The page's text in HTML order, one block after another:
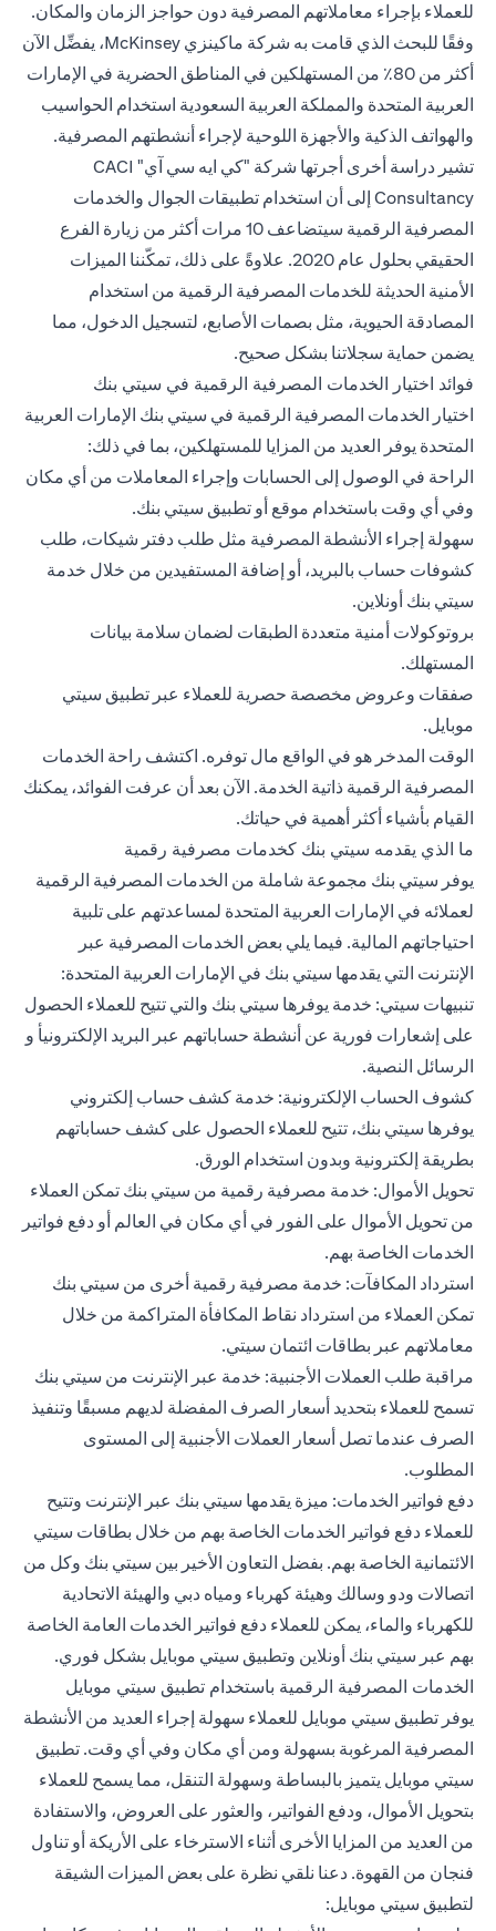
للعملاء بإجراء معاملاتهم المصرفية دون حواجز الزمان والمكان.
وفقًا للبحث الذي قامت به شركة ماكينزي McKinsey، يفضِّل الآن
أكثر من 80٪ من المستهلكين في المناطق الحضرية في الإمارات
العربية المتحدة والمملكة العربية السعودية استخدام الحواسيب
والهواتف الذكية والأجهزة اللوحية لإجراء أنشطتهم المصرفية.
تشير دراسة أخرى أجرتها شركة "كي ايه سي آي" CACI
Consultancy إلى أن استخدام تطبيقات الجوال والخدمات
المصرفية الرقمية سيتضاعف 10 مرات أكثر من زيارة الفرع
الحقيقي بحلول عام 2020. علاوةً على ذلك، تمكّننا الميزات
الأمنية الحديثة للخدمات المصرفية الرقمية من استخدام
المصادقة الحيوية، مثل بصمات الأصابع، لتسجيل الدخول، مما
يضمن حماية سجلاتنا بشكل صحيح.
فوائد اختيار الخدمات المصرفية الرقمية في سيتي بنك
اختيار الخدمات المصرفية الرقمية في سيتي بنك الإمارات العربية
المتحدة يوفر العديد من المزايا للمستهلكين، بما في ذلك:
الراحة في الوصول إلى الحسابات وإجراء المعاملات من أي مكان
وفي أي وقت باستخدام موقع أو تطبيق سيتي بنك.
سهولة إجراء الأنشطة المصرفية مثل طلب دفتر شيكات، طلب
كشوفات حساب بالبريد، أو إضافة المستفيدين من خلال خدمة
سيتي بنك أونلاين.
بروتوكولات أمنية متعددة الطبقات لضمان سلامة بيانات
المستهلك.
صفقات وعروض مخصصة حصرية للعملاء عبر تطبيق سيتي
موبايل.
الوقت المدخر هو في الواقع مال توفره. اكتشف راحة الخدمات
المصرفية الرقمية ذاتية الخدمة. الآن بعد أن عرفت الفوائد، يمكنك
القيام بأشياء أكثر أهمية في حياتك.
ما الذي يقدمه سيتي بنك كخدمات مصرفية رقمية
يوفر سيتي بنك مجموعة شاملة من الخدمات المصرفية الرقمية
لعملائه في الإمارات العربية المتحدة لمساعدتهم على تلبية
احتياجاتهم المالية. فيما يلي بعض الخدمات المصرفية عبر
الإنترنت التي يقدمها سيتي بنك في الإمارات العربية المتحدة:
تنبيهات سيتي: خدمة يوفرها سيتي بنك والتي تتيح للعملاء الحصول
على إشعارات فورية عن أنشطة حساباتهم عبر البريد الإلكترونيأ و
الرسائل النصية.
كشوف الحساب الإلكترونية: خدمة كشف حساب إلكتروني
يوفرها سيتي بنك، تتيح للعملاء الحصول على كشف حساباتهم
بطريقة إلكترونية وبدون استخدام الورق.
تحويل الأموال: خدمة مصرفية رقمية من سيتي بنك تمكن العملاء
من تحويل الأموال على الفور في أي مكان في العالم أو دفع فواتير
الخدمات الخاصة بهم.
استرداد المكافآت: خدمة مصرفية رقمية أخرى من سيتي بنك
تمكن العملاء من استرداد نقاط المكافأة المتراكمة من خلال
معاملاتهم عبر بطاقات ائتمان سيتي.
مراقبة طلب العملات الأجنبية: خدمة عبر الإنترنت من سيتي بنك
تسمح للعملاء بتحديد أسعار الصرف المفضلة لديهم مسبقًا وتنفيذ
الصرف عندما تصل أسعار العملات الأجنبية إلى المستوى
المطلوب.
دفع فواتير الخدمات: ميزة يقدمها سيتي بنك عبر الإنترنت وتتيح
للعملاء دفع فواتير الخدمات الخاصة بهم من خلال بطاقات سيتي
الائتمانية الخاصة بهم. بفضل التعاون الأخير بين سيتي بنك وكل من
اتصالات ودو وسالك وهيئة كهرباء ومياه دبي والهيئة الاتحادية
للكهرباء والماء، يمكن للعملاء دفع فواتير الخدمات العامة الخاصة
بهم عبر سيتي بنك أونلاين وتطبيق سيتي موبايل بشكل فوري.
الخدمات المصرفية الرقمية باستخدام تطبيق سيتي موبايل
يوفر تطبيق سيتي موبايل للعملاء سهولة إجراء العديد من الأنشطة
المصرفية المرغوبة بسهولة ومن أي مكان وفي أي وقت. تطبيق
سيتي موبايل يتميز بالبساطة وسهولة التنقل، مما يسمح للعملاء
بتحويل الأموال، ودفع الفواتير، والعثور على العروض، والاستفادة
من العديد من المزايا الأخرى أثناء الاسترخاء على الأريكة أو تناول
فنجان من القهوة. دعنا نلقي نظرة على بعض الميزات الشيقة
لتطبيق سيتي موبايل: